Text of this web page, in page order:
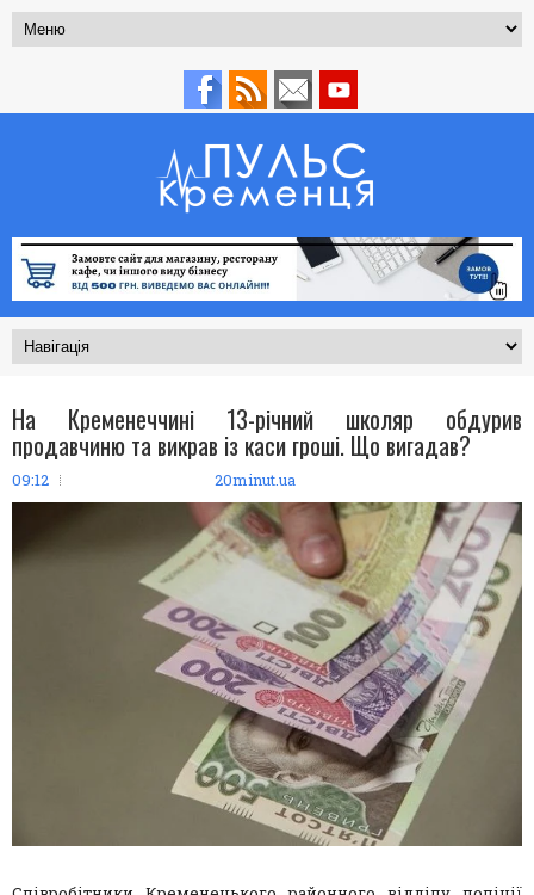
На Кременеччині 13-річний школяр обдурив
продавчиню та викрав із каси гроші. Що вигадав?
09:12 20minut.ua